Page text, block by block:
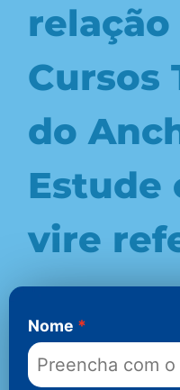
relação
Cursos
do
Estude
vire
Nome